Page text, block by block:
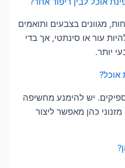
מגוונים בצבעים ותואמים
עור או סינתטי, אך בדי
יותר.
אוכל?
יש להימנע מחשיפה
כהן מאפשר ליצור